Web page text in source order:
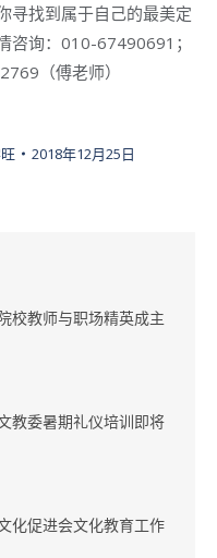
寻找到属于自己的最美定
咨询：010-67490691；
（傅老师）
2018年12月25日
校教师与职场精英成主
教委暑期礼仪培训即将
化促进会文化教育工作